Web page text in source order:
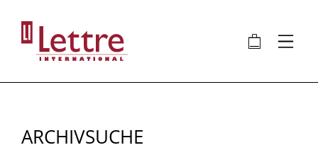
Inhalt
🛍 ⋮
ARCHIVSUCHE